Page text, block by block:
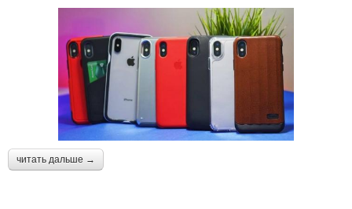
читать дальше →